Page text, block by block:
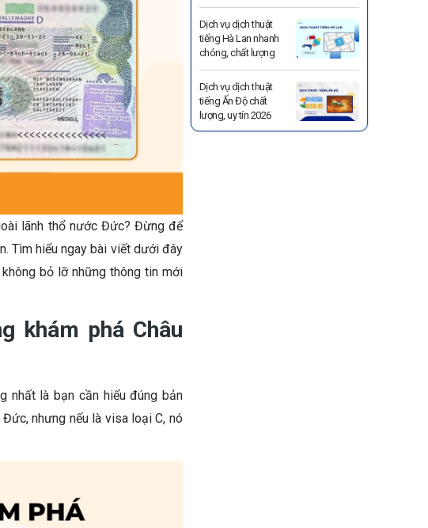
lãnh thổ nước Đức? Đừng để
Tìm hiểu ngay bài viết dưới đây
bỏ lỡ những thông tin mới
khám phá Châu
nhất là bạn cần hiểu đúng bản
nhưng nếu là visa loại C, nó
Dịch vụ dịch thuật
tiếng Hà Lan nhanh
chóng, chất lượng
Dịch vụ dịch thuật
tiếng Ấn Độ chất
lượng, uy tín 2026